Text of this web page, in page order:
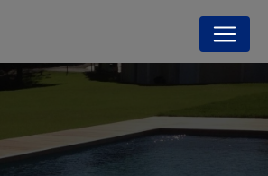
cookies